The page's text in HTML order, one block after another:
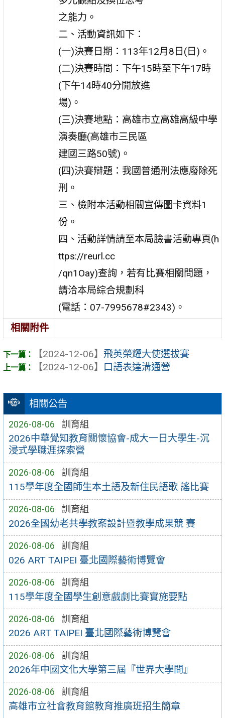
相關公告
2026-08-06 訓育組
2026中華覺知教育關懷協會-成大一日大學生-沉
浸式學職涯探索營
2026-08-06 訓育組
115學年度全國師生本土語及新住民語歌 謠比賽
2026-08-06 訓育組
2026全國幼老共學教案設計暨教學成果競 賽
2026-08-06 訓育組
026 ART TAIPEI 臺北國際藝術博覽會
2026-08-06 訓育組
115學年度全國學生創意戲劇比賽實施要點
2026-08-06 訓育組
2026 ART TAIPEI 臺北國際藝術博覽會
2026-08-06 訓育組
2026年中國文化大學第三屆『世界大學問』
2026-08-06 訓育組
高雄市立社會教育館教育推廣班招生簡章
之能力。
二、活動資訊如下：
(一)決賽日期：113年12月8日(日)。
(二)決賽時間：下午15時至下午17時
(下午14時40分開放進
場)。
(三)決賽地點：高雄市立高雄高級中學
演奏廳(高雄市三民區
建國三路50號)。
(四)決賽辯題：我國普通刑法應廢除死
刑。
三、檢附本活動相關宣傳圖卡資料1
份。
四、活動詳情請至本局臉書活動專頁(h
ttps://reurl.cc
/qn1Oay)查詢，若有比賽相關問題，
請洽本局綜合規劃科
(電話：07-7995678#2343)。
相關附件
【2024-12-06】 飛英榮耀大使選拔賽
【2024-12-06】 口語表達溝通營